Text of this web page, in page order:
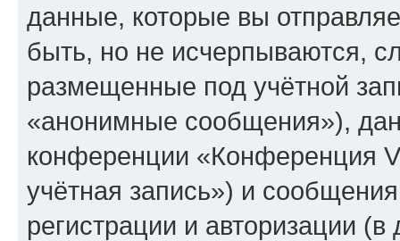
данные, которые вы
быть, но не исчерпываются,
размещенные под учётной
«анонимные сообщения»),
конференции «Конференция
учётная запись») и
регистрации и авторизации